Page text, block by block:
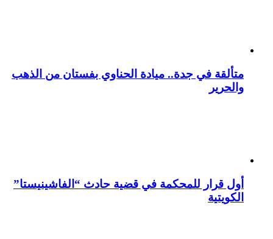
متألقة في جدة.. ميادة الحناوي بفستان من الذهب
والحرير
أول قرار للمحكمة في قضية حادث “الفاشينيستا”
الكويتية